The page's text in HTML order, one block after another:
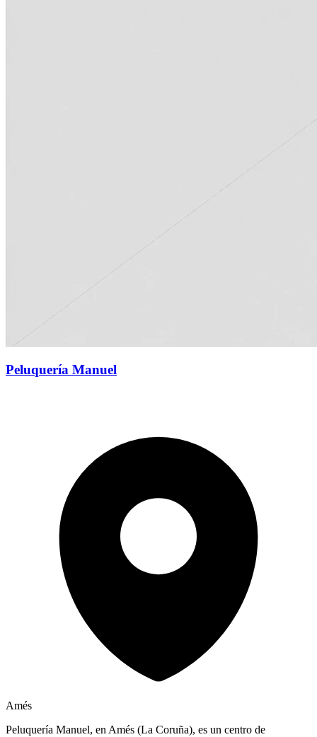
Peluquería Manuel
Amés
Peluquería Manuel, en Amés (La Coruña), es un centro de